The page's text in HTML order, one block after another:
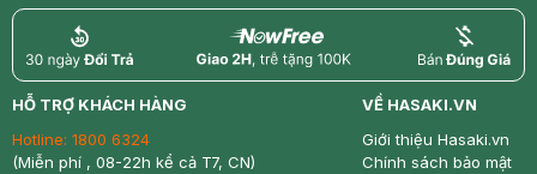
return nowfree price
HỖ TRỢ KHÁCH HÀNG
Hotline: 1800 6324
(Miễn phí , 08-22h kể cả T7, CN)
VỀ HASAKI.VN
Giới thiệu Hasaki.vn
Chính sách bảo mật